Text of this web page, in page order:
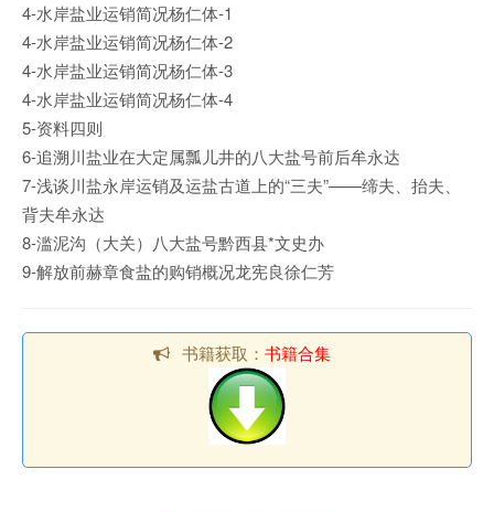
4-水岸盐业运销简况杨仁体-1
4-水岸盐业运销简况杨仁体-2
4-水岸盐业运销简况杨仁体-3
4-水岸盐业运销简况杨仁体-4
5-资料四则
6-追溯川盐业在大定属瓢儿井的八大盐号前后牟永达
7-浅谈川盐永岸运销及运盐古道上的“三夫”——缔夫、抬夫、
背夫牟永达
8-滥泥沟（大关）八大盐号黔西县*文史办
9-解放前赫章食盐的购销概况龙宪良徐仁芳
书籍获取： 书籍合集